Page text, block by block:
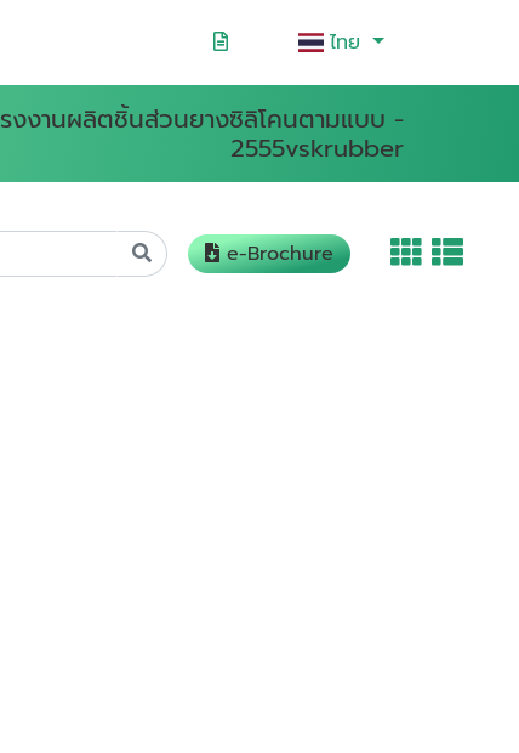
ไทย
งงานผลิตชิ้นส่วนยางซิลิโคนตามแบบ -
2555vskrubber
e-Brochure